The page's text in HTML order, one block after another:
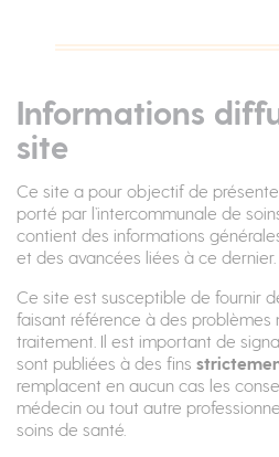
Informations
site
Ce site a pour objectif de
porté par l’intercommunale de
contient des informations
et des avancées liées à ce dernier.
Ce site est susceptible de fournir
faisant référence à des problèmes
traitement. Il est important de
sont publiées à des fins
remplacent en aucun cas les
médecin ou tout autre
soins de santé.